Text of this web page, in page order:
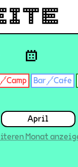
Bar/Cafe
April
Monat